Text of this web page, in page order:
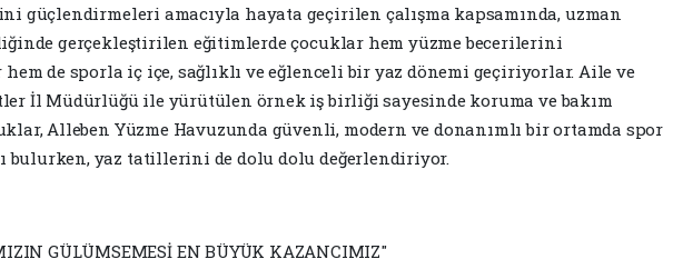
güçlendirmeleri amacıyla hayata geçirilen çalışma kapsamında, uzman
gerçekleştirilen eğitimlerde çocuklar hem yüzme becerilerini
de sporla iç içe, sağlıklı ve eğlenceli bir yaz dönemi geçiriyorlar. Aile ve
İl Müdürlüğü ile yürütülen örnek iş birliği sayesinde koruma ve bakım
Alleben Yüzme Havuzunda güvenli, modern ve donanımlı bir ortamda spor
bulurken, yaz tatillerini de dolu dolu değerlendiriyor.
GÜLÜMSEMESİ EN BÜYÜK KAZANCIMIZ"